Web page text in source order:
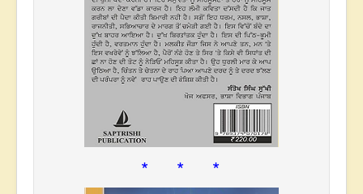
* * *